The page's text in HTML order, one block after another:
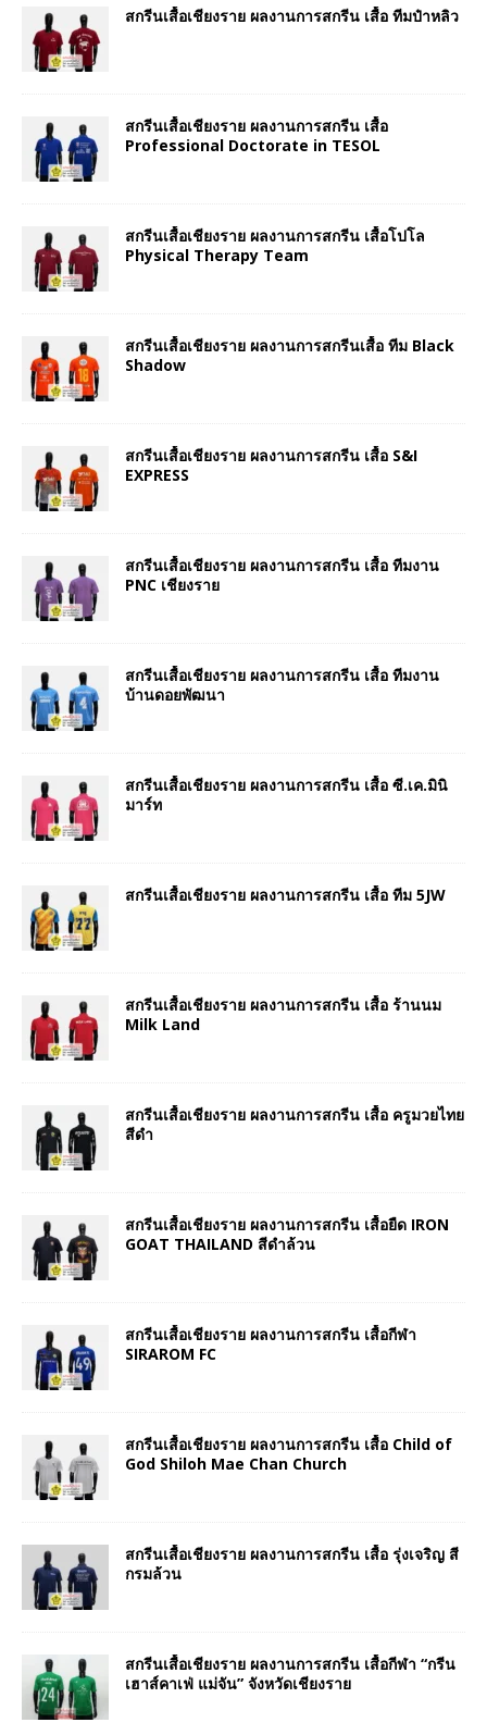
สกรีนเสื้อเชียงราย ผลงานการสกรีน เสื้อ ทีมป๋าหลิว
สกรีนเสื้อเชียงราย ผลงานการสกรีน เสื้อ
Professional Doctorate in TESOL
สกรีนเสื้อเชียงราย ผลงานการสกรีน เสื้อโปโล
Physical Therapy Team
สกรีนเสื้อเชียงราย ผลงานการสกรีนเสื้อ ทีม Black
Shadow
สกรีนเสื้อเชียงราย ผลงานการสกรีน เสื้อ S&I
EXPRESS
สกรีนเสื้อเชียงราย ผลงานการสกรีน เสื้อ ทีมงาน
PNC เชียงราย
สกรีนเสื้อเชียงราย ผลงานการสกรีน เสื้อ ทีมงาน
บ้านดอยพัฒนา
สกรีนเสื้อเชียงราย ผลงานการสกรีน เสื้อ ซี.เค.มินิ
มาร์ท
สกรีนเสื้อเชียงราย ผลงานการสกรีน เสื้อ ทีม 5JW
สกรีนเสื้อเชียงราย ผลงานการสกรีน เสื้อ ร้านนม
Milk Land
สกรีนเสื้อเชียงราย ผลงานการสกรีน เสื้อ ครูมวยไทย
สีดำ
สกรีนเสื้อเชียงราย ผลงานการสกรีน เสื้อยืด IRON
GOAT THAILAND สีดำล้วน
สกรีนเสื้อเชียงราย ผลงานการสกรีน เสื้อกีฬา
SIRAROM FC
สกรีนเสื้อเชียงราย ผลงานการสกรีน เสื้อ Child of
God Shiloh Mae Chan Church
สกรีนเสื้อเชียงราย ผลงานการสกรีน เสื้อ รุ่งเจริญ สี
กรมล้วน
สกรีนเสื้อเชียงราย ผลงานการสกรีน เสื้อกีฬา “กรีน
เฮาส์คาเฟ่ แม่จัน” จังหวัดเชียงราย